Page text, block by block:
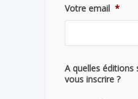
Votre email *
A quelles éditions
vous inscrire ?